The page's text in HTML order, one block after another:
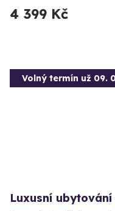
4 399 Kč
Volný termín už 09.
Luxusní